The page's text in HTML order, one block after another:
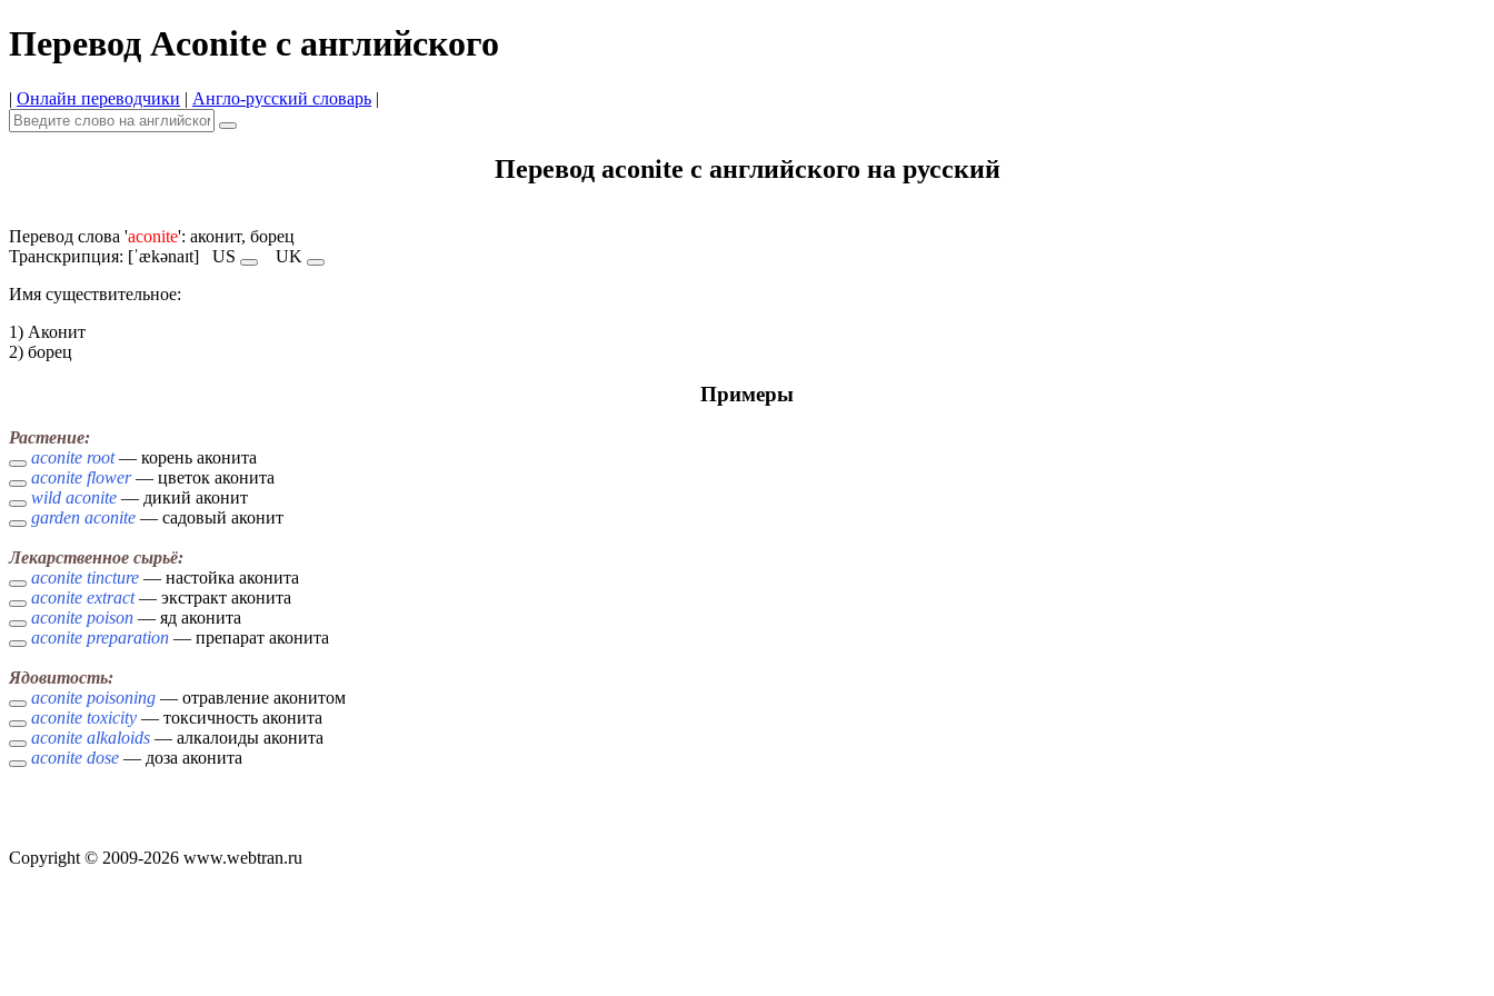
Перевод Aconite с английского
| Онлайн переводчики | Англо-русский словарь |
Перевод aconite с английского на русский
Перевод слова 'aconite': аконит, борец
Транскрипция: [ˈækənaɪt] US
UK
Имя cуществительное:
1) Аконит
2) борец
Примеры
Растение:
aconite root— корень аконита
aconite flower— цветок аконита
wild aconite — дикий аконит
garden aconite — садовый аконит
Лекарственное сырьё:
aconite tincture — настойка аконита
aconite extract— экстракт аконита
aconite poison — яд аконита
aconite preparation — препарат аконита
Ядовитость:
aconite poisoning — отравление аконитом
aconite toxicity — токсичность аконита
aconite alkaloids — алкалоиды аконита
aconite dose — доза аконита
Copyright © 2009-2026 www.webtran.ru